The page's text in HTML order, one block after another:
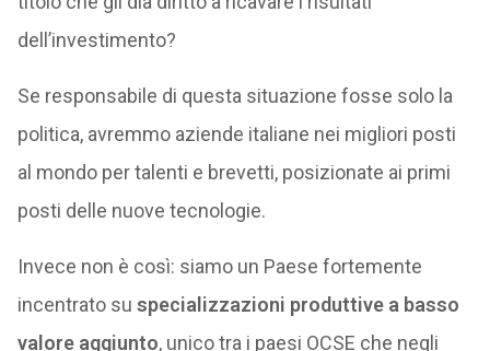
dell’investimento?
Se responsabile di questa situazione fosse solo la
politica, avremmo aziende italiane nei migliori posti
al mondo per talenti e brevetti, posizionate ai primi
posti delle nuove tecnologie.
Invece non è così: siamo un Paese fortemente
incentrato su specializzazioni produttive a basso
valore aggiunto, unico tra i paesi OCSE che negli